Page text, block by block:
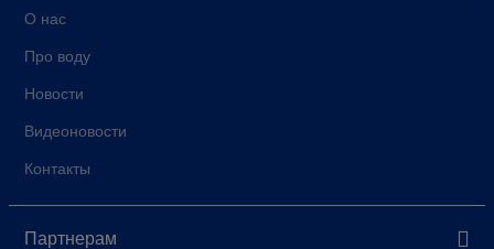
О нас
Про воду
Новости
Видеоновости
Контакты
Партнерам